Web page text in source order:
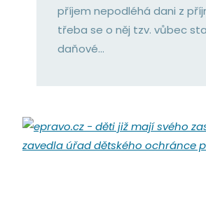
příjem nepodléhá dani z
třeba se o něj tzv. vůbec
daňové...